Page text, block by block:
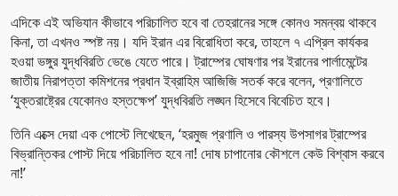
এদিকে এই অভিযান কীভাবে পরিচালিত হবে বা তেহরানের সঙ্গে কোনও সমন্বয় থাকবে
কিনা, তা এখনও স্পষ্ট নয়। যদি ইরান এর বিরোধিতা করে, তাহলে ৭ এপ্রিল কার্যকর
হওয়া ভঙ্গুর যুদ্ধবিরতি ভেঙে যেতে পারে। ট্রাম্পের ঘোষণার পর ইরানের পার্লামেন্টের
জাতীয় নিরাপত্তা কমিশনের প্রধান ইব্রাহিম আজিজি সতর্ক করে বলেন, প্রণালিতে
‘যুক্তরাষ্ট্রের যেকোনও হস্তক্ষেপ’ যুদ্ধবিরতি লঙ্ঘন হিসেবে বিবেচিত হবে।
তিনি এক্সে দেয়া এক পোস্টে লিখেছেন, ‘হরমুজ প্রণালি ও পারস্য উপসাগর ট্রাম্পের
বিভ্রান্তিকর পোস্ট দিয়ে পরিচালিত হবে না! দোষ চাপানোর কৌশলে কেউ বিশ্বাস করবে
না!’